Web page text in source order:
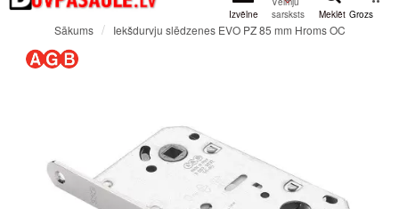
Sākums Iekšdurvju slēdzenes EVO PZ 85 mm Hroms OC